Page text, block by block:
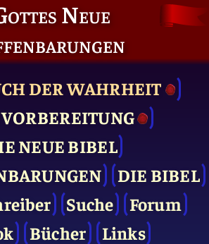
Neue
DER WAHRHEIT
NEUE BIBEL
DIE BIBEL
Suche
Forum
Bücher Links